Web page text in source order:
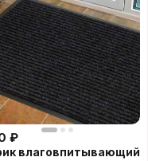
₽
влаговпитывающий